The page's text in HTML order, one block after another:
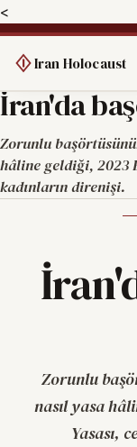
<
Iran Holocaust
İran'da
Zorunlu
hâline geldiği, 2023
kadınların direnişi.
Zorunlu
nasıl yasa
Yasası,